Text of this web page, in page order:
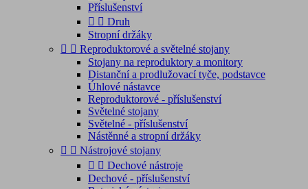
Příslušenství
  Druh
Stropní držáky
  Reproduktorové a světelné stojany
Stojany na reproduktory a monitory
Distanční a prodlužovací tyče, podstavce
Úhlové nástavce
Reproduktorové - příslušenství
Světelné stojany
Světelné - příslušenství
Nástěnné a stropní držáky
  Nástrojové stojany
  Dechové nástroje
Dechové - příslušenství